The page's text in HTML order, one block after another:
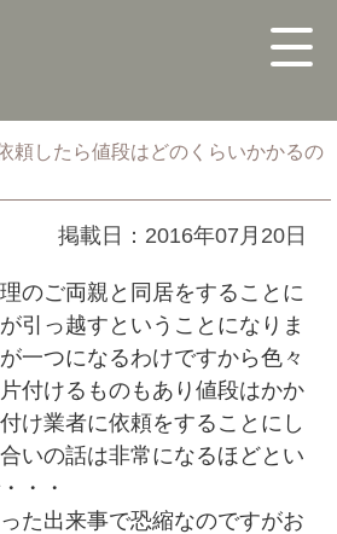
頼したら値段はどのくらいかかるの
掲載日：2016年07月20日
のご両親と同居をすることに
引っ越すということになりま
一つになるわけですから色々
付けるものもあり値段はかか
け業者に依頼をすることにし
いの話は非常になるほどとい
・・
た出来事で恐縮なのですがお